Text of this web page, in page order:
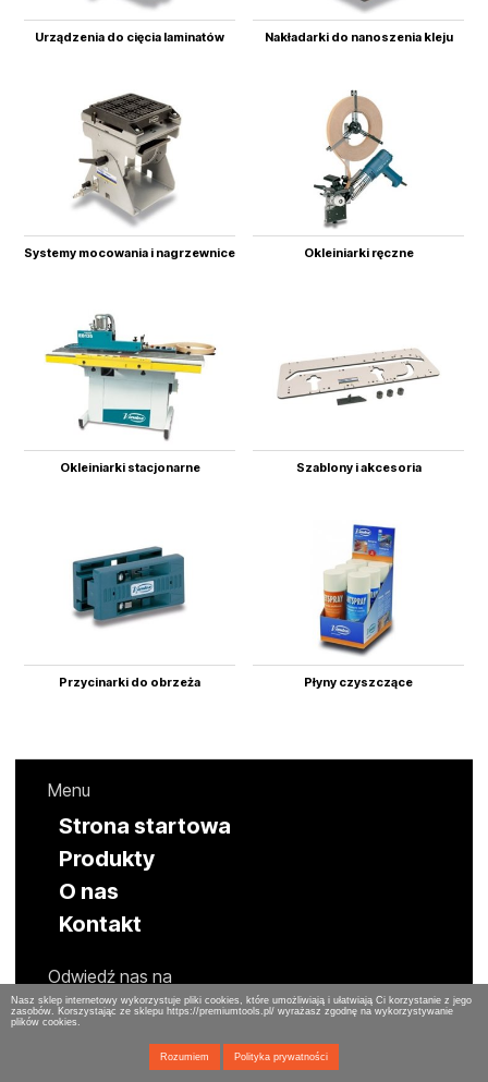
Nasz sklep internetowy wykorzystuje pliki cookies, które umożliwiają i ułatwiają Ci korzystanie z jego
zasobów. Korszystając ze sklepu https://premiumtools.pl/ wyrażasz zgodnę na wykorzystywanie
plików cookies.
Rozumiem Polityka prywatności
Urządzenia do cięcia laminatów Nakładarki do nanoszenia kleju
Systemy mocowania i nagrzewnice Okleiniarki ręczne
Okleiniarki stacjonarne Szablony i akcesoria
Przycinarki do obrzeża Płyny czyszczące
Menu
Strona startowa
Produkty
O nas
Kontakt
Odwiedź nas na